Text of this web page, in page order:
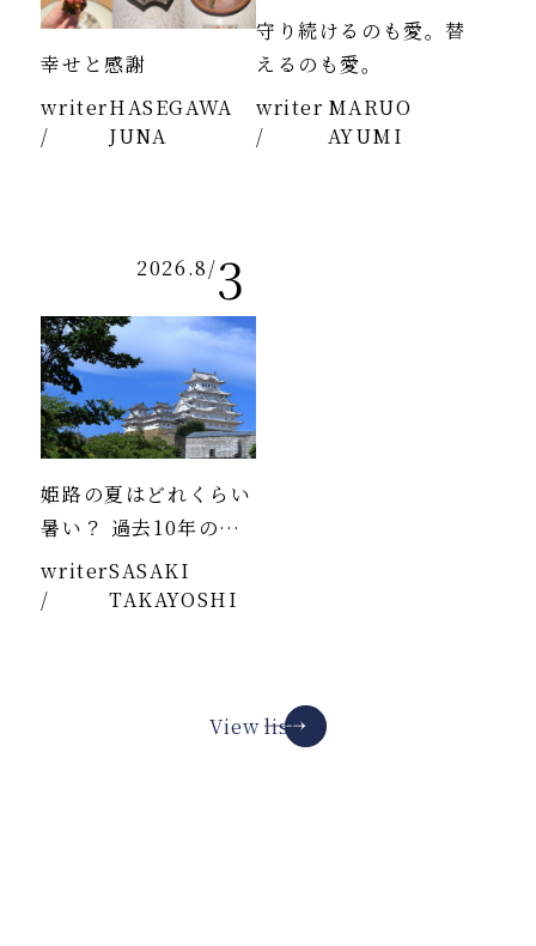
幸せと感謝
writer
/
HASEGAWA
JUNA
守り続けるのも愛。替
えるのも愛。
writer
/
MARUO
AYUMI
2026.8/3
姫路の夏はどれくらい
暑い？ 過去10年のデ
ータより
writer
/
SASAKI
TAKAYOSHI
View list